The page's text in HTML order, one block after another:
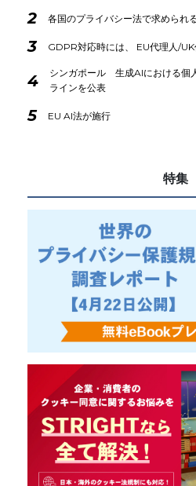
2 各国のプライバシー法で求められ
3 GDPR対応時には、 EU代理人/UK
4
シンガポール 生成AIにおける個
ラインを公表
5 EU AI法が施行
特集